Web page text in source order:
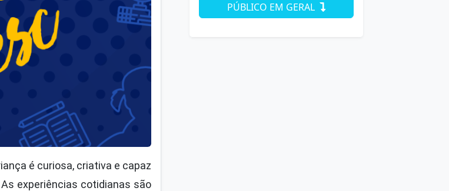
é curiosa, criativa e capaz
experiências cotidianas são
PÚBLICO EM GERAL